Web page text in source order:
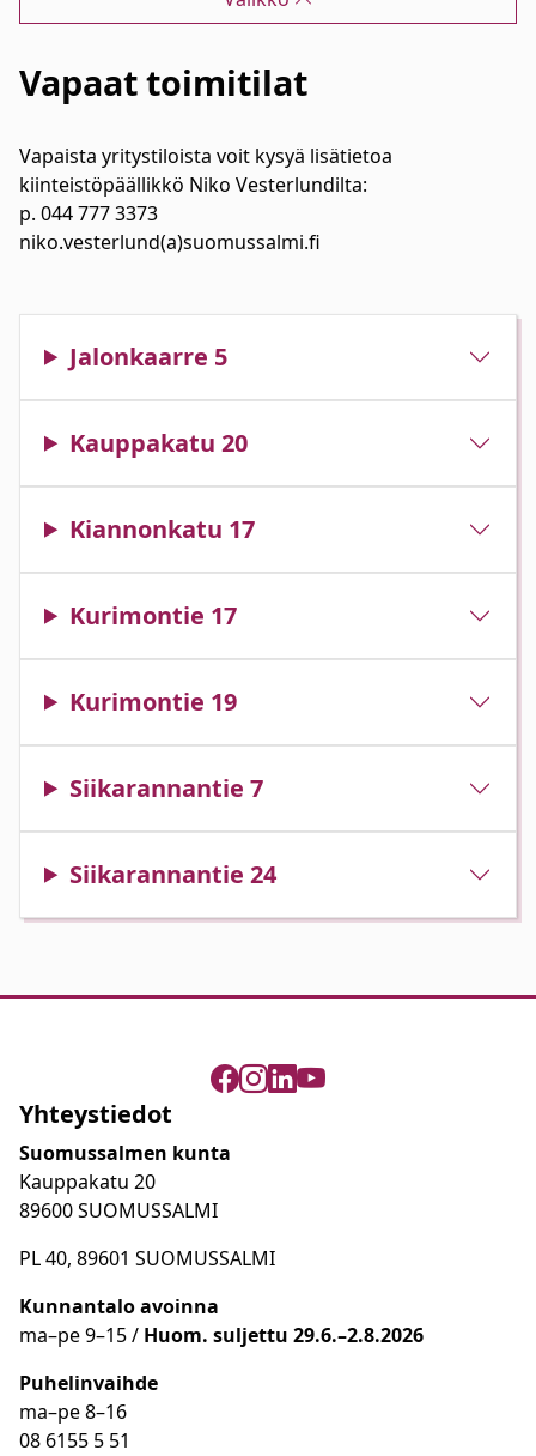
Vapaat toimitilat
Vapaista yritystiloista voit kysyä lisätietoa
kiinteistöpäällikkö Niko Vesterlundilta:
p. 044 777 3373
niko.vesterlund(a)suomussalmi.fi
Jalonkaarre 5
Kauppakatu 20
Kiannonkatu 17
Kurimontie 17
Kurimontie 19
Siikarannantie 7
Siikarannantie 24
Yhteystiedot
Suomussalmen kunta
Kauppakatu 20
89600 SUOMUSSALMI
PL 40, 89601 SUOMUSSALMI
Kunnantalo avoinna
ma–pe 9–15 / Huom. suljettu 29.6.–2.8.2026
Puhelinvaihde
ma–pe 8–16
08 6155 5 51